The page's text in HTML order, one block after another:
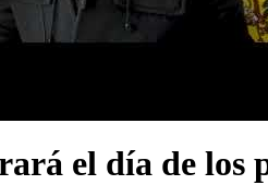
el día de